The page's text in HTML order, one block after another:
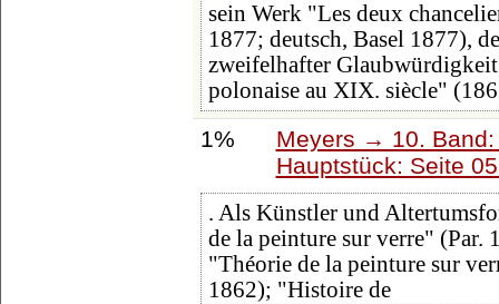
sein Werk "Les deux
1877; deutsch, Basel 1877),
zweifelhafter
polonaise au XIX. siècle"
1%
Meyers → 10.
Hauptstück: Seite
. Als Künstler und
de la peinture sur verre" (Par.
"Théorie de la peinture sur
1862); "Histoire de